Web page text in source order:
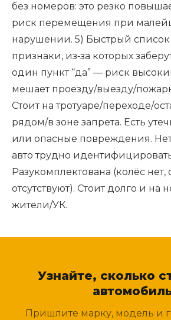
без номеров: это резко
риск перемещения при
нарушении. 5) Быстрый список
признаки, из‑за которых
один пункт “да” — риск
мешает проезду/выезду/
Стоит на тротуаре/переходе/
рядом/в зоне запрета. Есть
или опасные повреждения.
авто трудно
Разукомплектована (колёс нет,
отсутствуют). Стоит долго и на
жители/УК.
Узнайте, сколько
Пришлите марку, модель и